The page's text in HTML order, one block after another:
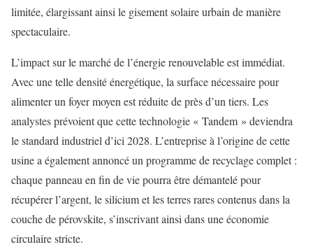
limitée, élargissant ainsi le gisement solaire urbain de manière
spectaculaire.
L’impact sur le marché de l’énergie renouvelable est immédiat.
Avec une telle densité énergétique, la surface nécessaire pour
alimenter un foyer moyen est réduite de près d’un tiers. Les
analystes prévoient que cette technologie « Tandem » deviendra
le standard industriel d’ici 2028. L’entreprise à l’origine de cette
usine a également annoncé un programme de recyclage complet :
chaque panneau en fin de vie pourra être démantelé pour
récupérer l’argent, le silicium et les terres rares contenus dans la
couche de pérovskite, s’inscrivant ainsi dans une économie
circulaire stricte.